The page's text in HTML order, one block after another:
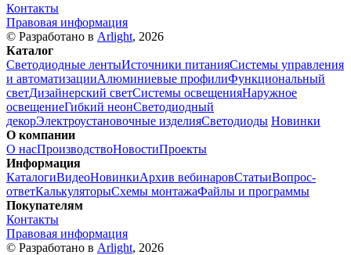
Контакты
Правовая информация
© Разработано в Arlight, 2026
Каталог
Светодиодные лентыИсточники питанияСистемы управления
и автоматизацииАлюминиевые профилиФункциональный
светДизайнерский светСистемы освещенияНаружное
освещениеГибкий неонСветодиодный
декорЭлектроустановочные изделияСветодиоды Новинки
О компании
О насПроизводствоНовостиПроекты
Информация
КаталогиВидеоНовинкиАрхив вебинаровСтатьиВопрос-
ответКалькуляторыСхемы монтажаФайлы и программы
Покупателям
Контакты
Правовая информация
© Разработано в Arlight, 2026